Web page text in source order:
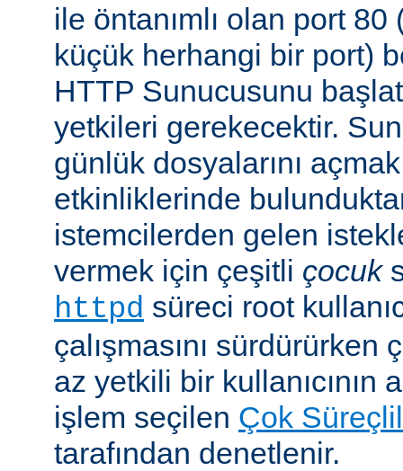
ile öntanımlı olan port 80
küçük herhangi bir port)
HTTP Sunucusunu
yetkileri gerekecektir.
günlük dosyalarını
etkinliklerinde
istemcilerden gelen
vermek için çeşitli çocuk
httpd süreci root
çalışmasını
az yetkili bir kullanıcının
işlem seçilen Çok
tarafından denetlenir.